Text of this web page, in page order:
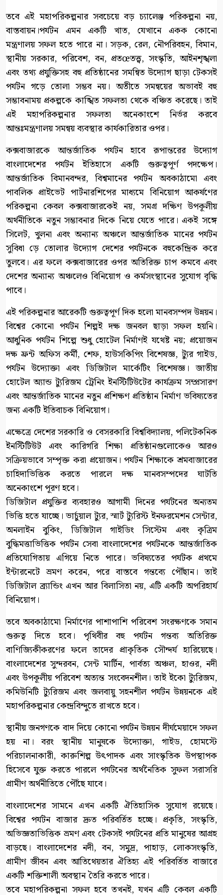
তবে এই মহাপরিকল্পনার সবচেয়ে বড় চ্যালেঞ্জ পরিকল্পনা নয়,
বাস্তবায়ন।পর্যটন এমন একটি খাত, যেখানে একক কোনো
মন্ত্রণালয় সফল হতে পারে না। সড়ক, রেল, নৌপরিবহন, বিমান,
স্থানীয় সরকার, পরিবেশ, বন, প্রতœতত্ত্ব, সংস্কৃতি, আইনশৃঙ্খলা
এবং তথ্য প্রযুক্তিসহ বহু প্রতিষ্ঠানের সমন্বিত উদ্যোগ ছাড়া টেকসই
পর্যটন গড়ে তোলা সম্ভব নয়। অতীতে সমন্বয়ের অভাবই বহু
সম্ভাবনাময় প্রকল্পকে কাঙ্খিত সফলতা থেকে বঞ্চিত করেছে। তাই
এই মহাপরিকল্পনার সফলতা অনেকাংশে নির্ভর করবে
আন্তঃমন্ত্রণালয় সমন্বয় ব্যবস্থার কার্যকারিতার ওপর।
কক্সবাজারকে আন্তর্জাতিক পর্যটন হাবে রূপান্তরের উদ্যোগ
বাংলাদেশের পর্যটন ইতিহাসে একটি গুরুত্বপূর্ণ পদক্ষেপ।
আন্তর্জাতিক বিমানবন্দর, বিশ্বমানের পর্যটন অবকাঠামো এবং
পাবলিক প্রাইভেট পার্টনারশিপের মাধ্যমে বিনিয়োগ আকর্ষণের
পরিকল্পনা কেবল কক্সবাজারকেই নয়, সমগ্র দক্ষিণ উপকূলীয়
অর্থনীতিকে নতুন সম্ভাবনার দিকে নিয়ে যেতে পারে। একই সঙ্গে
সিলেট, খুলনা এবং অন্যান্য অঞ্চলে আন্তর্জাতিক মানের পর্যটন
সুবিধা ড়ে তোলার উদ্যোগ দেশের পর্যটনকে বহুকেন্দ্রিক করে
তুলবে। এর ফলে কক্সবাজারের ওপর অতিরিক্ত চাপ কমবে এবং
দেশের অন্যান্য অঞ্চলেও বিনিয়োগ ও কর্মসংস্থানের সুযোগ বৃদ্ধি
পাবে।
এই পরিকল্পনার আরেকটি গুরুত্বপূর্ণ দিক হলো মানবসম্পদ উন্নয়ন।
বিশ্বের কোনো পর্যটন শিল্পই দক্ষ জনবল ছাড়া সফল হয়নি।
আধুনিক পর্যটন শিল্পে শুধু হোটেল নির্মাণই যথেষ্ট নয়; প্রয়োজন
দক্ষ ফ্রন্ট অফিস কর্মী, শেফ, হাউসকিপিং বিশেষজ্ঞ, ট্যুর গাইড,
পর্যটন উদ্যোক্তা এবং ডিজিটাল মার্কেটিং বিশেষজ্ঞ। জাতীয়
হোটেল অ্যান্ড ট্যুরিজম ট্রেনিং ইনস্টিটিউটের কার্যক্রম সম্প্রসারণ
এবং আন্তর্জাতিক মানের নতুন প্রশিক্ষণ প্রতিষ্ঠান নির্মাণ ভবিষ্যতের
জন্য একটি ইতিবাচক বিনিয়োগ।
এক্ষেত্রে দেশের সরকারি ও বেসরকারি বিশ্ববিদ্যালয়, পলিটেকনিক
ইনস্টিটিউট এবং কারিগরি শিক্ষা প্রতিষ্ঠানগুলোকেও আরও
সক্রিয়ভাবে সম্পৃক্ত করা প্রয়োজন। পর্যটন শিক্ষাকে শ্রমবাজারের
চাহিদাভিত্তিক করতে পারলে দক্ষ মানবসম্পদের ঘাটতি
অনেকাংশে পূরণ হবে।
ডিজিটাল প্রযুক্তির ব্যবহারও আগামী দিনের পর্যটনের অন্যতম
ভিত্তি হতে যাচ্ছে। ভার্চুয়াল ট্যুর, স্মার্ট ট্যুরিস্ট ইনফরমেশন সেন্টার,
অনলাইন বুকিং, ডিজিটাল গাইডিং সিস্টেম এবং কৃত্রিম
বুদ্ধিমত্তাভিত্তিক পর্যটন সেবা বাংলাদেশের পর্যটনকে আন্তর্জাতিক
প্রতিযোগিতায় এগিয়ে নিতে পারে। ভবিষ্যতের পর্যটক প্রথমে
ইন্টারনেটে ভ্রমণ করেন, পরে বাস্তবে গন্তব্যে পৌঁছান। তাই
ডিজিটাল ব্র্যান্ডিং এখন আর বিলাসিতা নয়, এটি একটি অপরিহার্য
বিনিয়োগ।
তবে অবকাঠামো নির্মাণের পাশাপাশি পরিবেশ সংরক্ষণকে সমান
গুরুত্ব দিতে হবে। পৃথিবীর বহু পর্যটন গন্তব্য অতিরিক্ত
বাণিজ্যিকীকরণের ফলে তাদের প্রাকৃতিক সৌন্দর্য হারিয়েছে।
বাংলাদেশের সুন্দরবন, সেন্ট মার্টিন, পার্বত্য অঞ্চল, হাওর, নদী
এবং উপকূলীয় পরিবেশ অত্যন্ত সংবেদনশীল। তাই ইকো ট্যুরিজম,
কমিউনিটি ট্যুরিজম এবং জলবায়ু সহনশীল পর্যটন উন্নয়নকে এই
মহাপরিকল্পনার কেন্দ্রবিন্দুতে রাখতে হবে।
স্থানীয় জনগণকে বাদ দিয়ে কোনো পর্যটন উন্নয়ন দীর্ঘমেয়াদে সফল
হয় না। বরং স্থানীয় মানুষকে উদ্যোক্তা, গাইড, হোমস্টে
পরিচালনাকারী, কারুশিল্প উৎপাদক এবং সাংস্কৃতিক উপস্থাপক
হিসেবে যুক্ত করতে পারলে পর্যটনের অর্থনৈতিক সুফল সরাসরি
গ্রামীণ অর্থনীতিতে পৌঁছে যাবে।
বাংলাদেশের সামনে এখন একটি ঐতিহাসিক সুযোগ রয়েছে।
বিশ্বের পর্যটন বাজার দ্রুত পরিবর্তিত হচ্ছে। প্রকৃতি, সংস্কৃতি,
অভিজ্ঞতাভিত্তিক ভ্রমণ এবং টেকসই পর্যটনের প্রতি মানুষের আগ্রহ
বাড়ছে। বাংলাদেশের নদী, বন, সমুদ্র, পাহাড়, লোকসংস্কৃতি,
গ্রামীণ জীবন এবং আতিথেয়তার ঐতিহ্য এই পরিবর্তিত বাজারে
একটি শক্তিশালী অবস্থান তৈরি করতে পারে।
তবে মহাপরিকল্পনা সফল হবে তখনই, যখন এটি কেবল একটি